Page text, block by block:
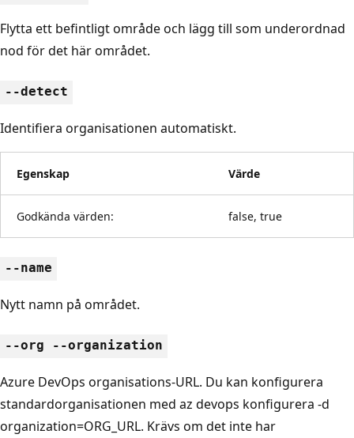
Flytta ett befintligt område och lägg till som underordnad
nod för det här området.
--detect
Identifiera organisationen automatiskt.
Egenskap Värde
Godkända värden: false, true
--name
Nytt namn på området.
--org --organization
Azure DevOps organisations-URL. Du kan konfigurera
standardorganisationen med az devops konfigurera -d
organization=ORG_URL. Krävs om det inte har